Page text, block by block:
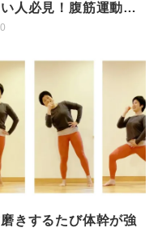
人必見！腹筋運動よ
果的な骨盤底筋トレ
0
きするたび体幹が強